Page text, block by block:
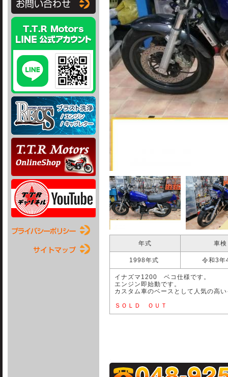
年式 車検
1998年式 令和3
イナズマ1200 ベコ仕様です。
エンジン即始動です。
カスタム車のベースとして人気の高
ＳＯＬＤ ＯＵＴ